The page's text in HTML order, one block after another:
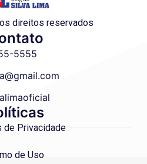
direitos reservados
5555
de Privacidade
de Uso